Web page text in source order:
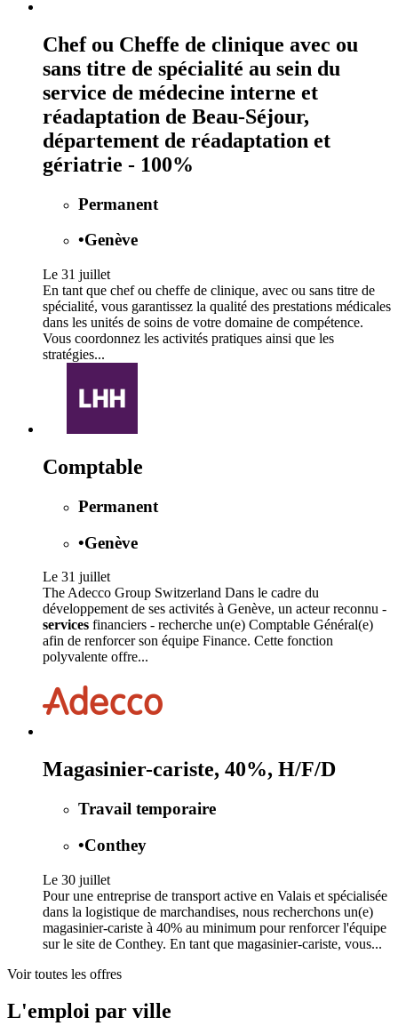
Chef ou Cheffe de clinique avec ou
sans titre de spécialité au sein du
service de médecine interne et
réadaptation de Beau-Séjour,
département de réadaptation et
gériatrie - 100%
Permanent
•Genève
Le 31 juillet
En tant que chef ou cheffe de clinique, avec ou sans titre de
spécialité, vous garantissez la qualité des prestations médicales
dans les unités de soins de votre domaine de compétence.
Vous coordonnez les activités pratiques ainsi que les
stratégies...
Comptable
Permanent
•Genève
Le 31 juillet
The Adecco Group Switzerland Dans le cadre du
développement de ses activités à Genève, un acteur reconnu -
services financiers - recherche un(e) Comptable Général(e)
afin de renforcer son équipe Finance. Cette fonction
polyvalente offre...
Magasinier-cariste, 40%, H/F/D
Travail temporaire
•Conthey
Le 30 juillet
Pour une entreprise de transport active en Valais et spécialisée
dans la logistique de marchandises, nous recherchons un(e)
magasinier-cariste à 40% au minimum pour renforcer l'équipe
sur le site de Conthey. En tant que magasinier-cariste, vous...
Voir toutes les offres
L'emploi par ville